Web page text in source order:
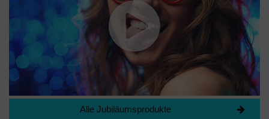
Alle Jubiläumsprodukte